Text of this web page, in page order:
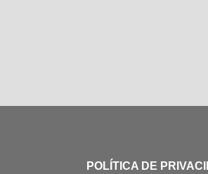
POLÍTICA DE